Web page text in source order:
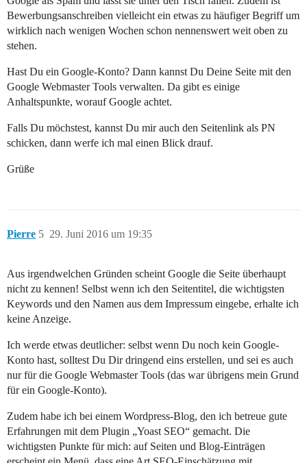
Bewerbungsanschreiben vielleicht ein etwas zu häufiger Begriff um
wirklich nach wenigen Wochen schon nennenswert weit oben zu
stehen.
Hast Du ein Google-Konto? Dann kannst Du Deine Seite mit den
Google Webmaster Tools verwalten. Da gibt es einige
Anhaltspunkte, worauf Google achtet.
Falls Du möchstest, kannst Du mir auch den Seitenlink als PN
schicken, dann werfe ich mal einen Blick drauf.
Grüße
Pierre 29. Juni 2016 um 19:35
5
Aus irgendwelchen Gründen scheint Google die Seite überhaupt
nicht zu kennen! Selbst wenn ich den Seitentitel, die wichtigsten
Keywords und den Namen aus dem Impressum eingebe, erhalte ich
keine Anzeige.
Ich werde etwas deutlicher: selbst wenn Du noch kein Google-
Konto hast, solltest Du Dir dringend eins erstellen, und sei es auch
nur für die Google Webmaster Tools (das war übrigens mein Grund
für ein Google-Konto).
Zudem habe ich bei einem Wordpress-Blog, den ich betreue gute
Erfahrungen mit dem Plugin „Yoast SEO“ gemacht. Die
wichtigsten Punkte für mich: auf Seiten und Blog-Einträgen